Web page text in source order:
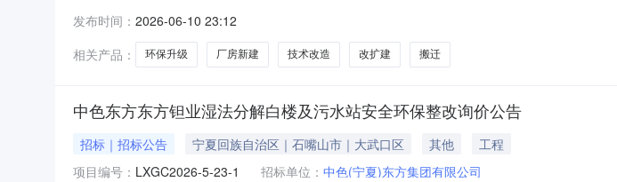
发布时间： 2026-06-10 23:12
相关产品：
环保升级 厂房新建 技术改造 改扩建 搬迁
中色东方东方钽业湿法分解白楼及污水站安全环保整改询价公告
招标｜招标公告 宁夏回族自治区｜石嘴山市｜大武口区 其他
工程
项目编号： LXGC2026-5-23-1 招标单位： 中色(宁夏)东方集团有限公司